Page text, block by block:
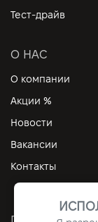
Тест-драйв
О НАС
О компании
Акции %
Новости
Вакансии
Контакты